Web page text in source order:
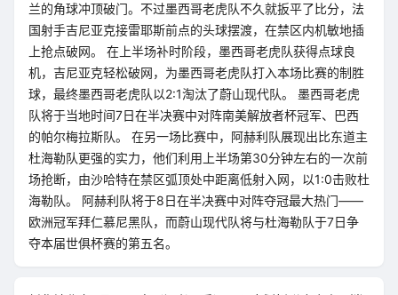
兰的角球冲顶破门。不过墨西哥老虎队不久就扳平了比分，法
国射手吉尼亚克接雷耶斯前点的头球摆渡，在禁区内机敏地插
上抢点破网。 在上半场补时阶段，墨西哥老虎队获得点球良
机，吉尼亚克轻松破网，为墨西哥老虎队打入本场比赛的制胜
球，最终墨西哥老虎队以2:1淘汰了蔚山现代队。 墨西哥老虎
队将于当地时间7日在半决赛中对阵南美解放者杯冠军、巴西
的帕尔梅拉斯队。 在另一场比赛中，阿赫利队展现出比东道主
杜海勒队更强的实力，他们利用上半场第30分钟左右的一次前
场抢断，由沙哈特在禁区弧顶处中距离低射入网，以1:0击败杜
海勒队。 阿赫利队将于8日在半决赛中对阵夺冠最大热门——
欧洲冠军拜仁慕尼黑队，而蔚山现代队将与杜海勒队于7日争
夺本届世俱杯赛的第五名。